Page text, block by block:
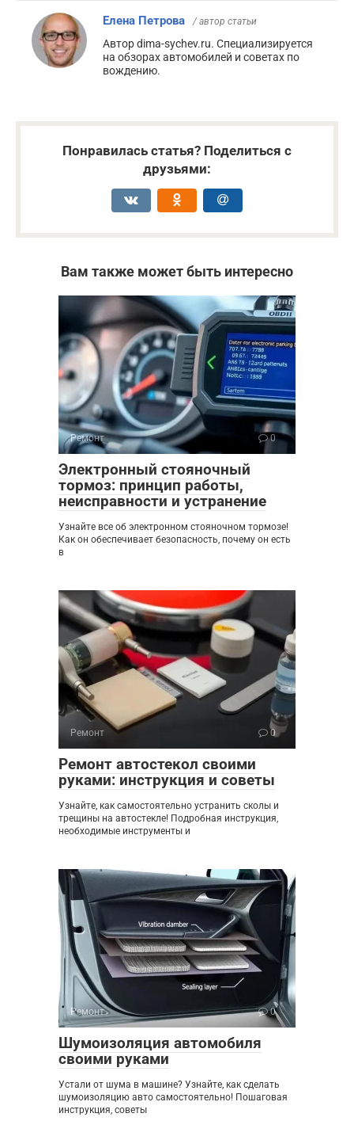
Елена Петрова / автор статьи
Автор dima-sychev.ru. Специализируется
на обзорах автомобилей и советах по
вождению.
Понравилась статья? Поделиться с
друзьями:
Вам также может быть интересно
Ремонт 0
Электронный стояночный
тормоз: принцип работы,
неисправности и устранение
Узнайте все об электронном стояночном тормозе!
Как он обеспечивает безопасность, почему он есть
в
Ремонт 0
Ремонт автостекол своими
руками: инструкция и советы
Узнайте, как самостоятельно устранить сколы и
трещины на автостекле! Подробная инструкция,
необходимые инструменты и
Ремонт 0
Шумоизоляция автомобиля
своими руками
Устали от шума в машине? Узнайте, как сделать
шумоизоляцию авто самостоятельно! Пошаговая
инструкция, советы